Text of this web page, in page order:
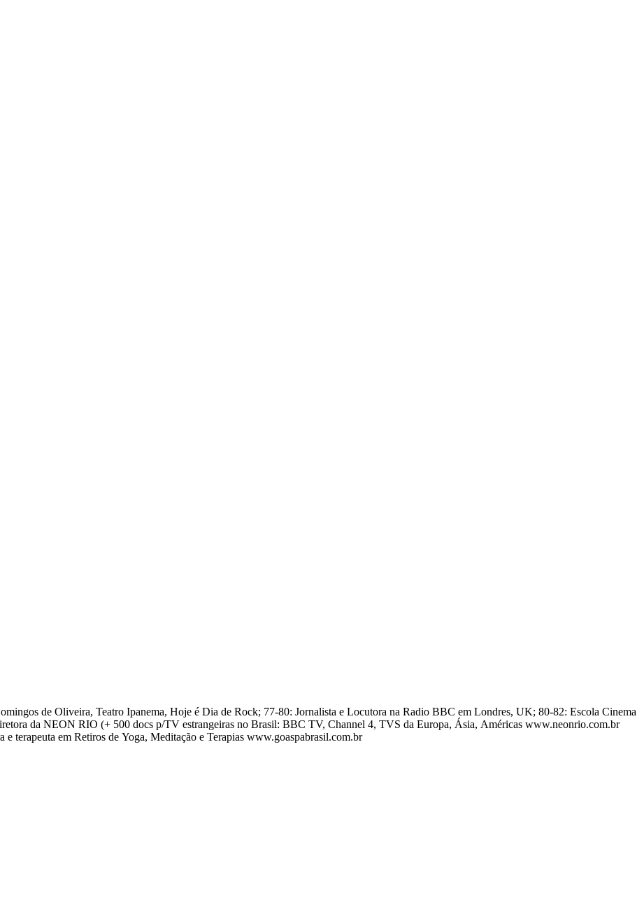
de Rock; 77-80: Jornalista e Locutora na Radio BBC em Londres, UK; 80-82: Escola Cinema
da NEON RIO (+ 500 docs p/TV estrangeiras no Brasil: BBC TV, Channel 4, TVS da Europa, Ásia, Américas www.neonrio.com.br
2010-2020: Fundadora e Diretora do Goa Spa Brasil, organizadora e terapeuta em Retiros de Yoga, Meditação e Terapias www.goaspabrasil.com.br